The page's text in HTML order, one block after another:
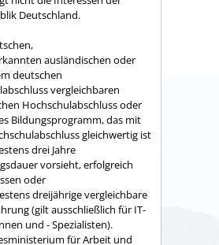
Deutschland.
ausländischen oder
deutschen
vergleichbaren
Hochschulabschluss oder
Bildungsprogramm, das mit
gleichwertig ist
drei Jahre
vorsieht, erfolgreich
oder
dreijährige vergleichbare
(gilt ausschließlich für IT-
und - Spezialisten).
für Arbeit und